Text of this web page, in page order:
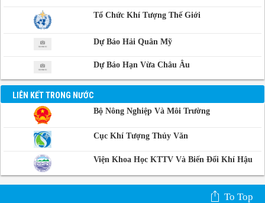
Campuchia
Tổ Chức Khí Tượng Thế Giới
Dự Báo Hải Quân Mỹ
Dự Báo Hạn Vừa Châu Âu
LIÊN KẾT TRONG NƯỚC
Bộ Nông Nghiệp Và Môi Trường
Cục Khí Tượng Thủy Văn
Viện Khoa Học KTTV Và Biến Đổi Khí Hậu
To Top